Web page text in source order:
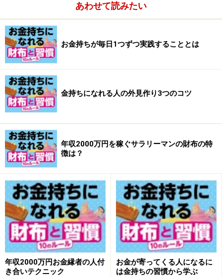
リズムよく仕事をすれば疲れは残らない
「仕事というのはリズムです。メールのやり取り1つで
も、お互いがクイックレスポンスできれば、いいリズム
結局それがお金につながってくるというわけです。
「仕事ができる人の特徴として『未完了感』を嫌うとい
うのがあります。やり残したものがある感覚を嫌がるの
です」
やり残した仕事は溜まるとそれだけでエネルギーを消耗
させる。そのことをできる人は意識的にも無意識的にも
知っていると和仁さん。
あわせて読みたい
お金持ちが毎日1つずつ実践することとは
金持ちになれる人の外見作り3つのコツ
年収2000万円を稼ぐサラリーマンの財布の特
徴は？
年収2000万円お金縁者の人付
き合いテクニック
お金が寄ってくる人になるに
は金持ちの習慣から学ぶ